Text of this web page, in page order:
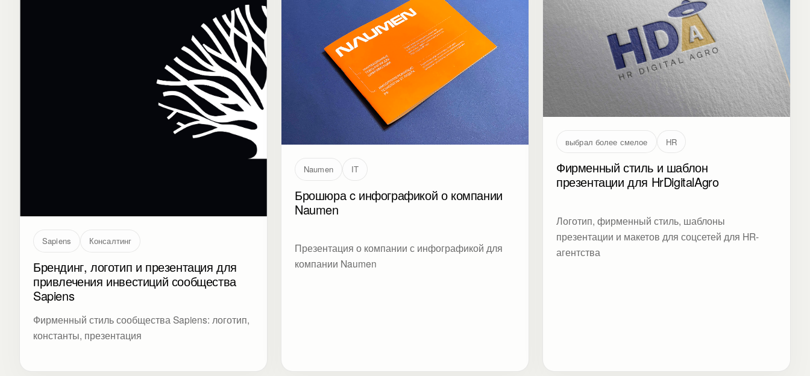
Sapiens Консалтинг
Брендинг, логотип и презентация для
привлечения инвестиций сообщества
Sapiens
Фирменный стиль сообщества Sapiens: логотип,
константы, презентация
Naumen IT
Брошюра c инфографикой о компании
Naumen
Презентация о компании с инфографикой для
компании Naumen
выбрал более смелое HR
Фирменный стиль и шаблон
презентации для HrDigitalAgro
Логотип, фирменный стиль, шаблоны
презентации и макетов для соцсетей для HR-
агентства